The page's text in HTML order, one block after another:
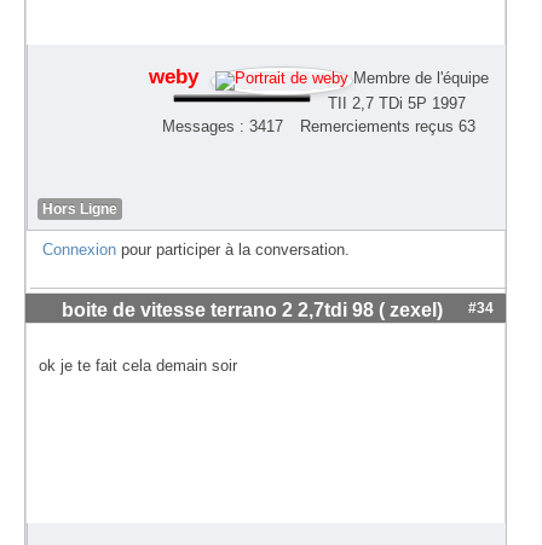
weby
Membre de l'équipe
TII 2,7 TDi 5P 1997
Messages : 3417
Remerciements reçus 63
Hors Ligne
Connexion pour participer à la conversation.
boite de vitesse terrano 2 2,7tdi 98 ( zexel) #34
ok je te fait cela demain soir